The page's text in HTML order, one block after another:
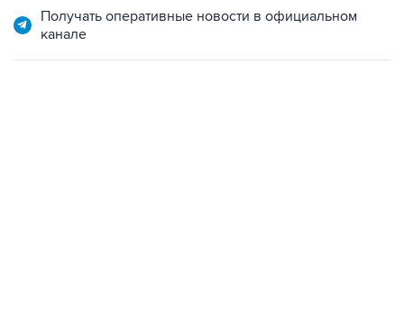
Получать оперативные новости в официальном
канале